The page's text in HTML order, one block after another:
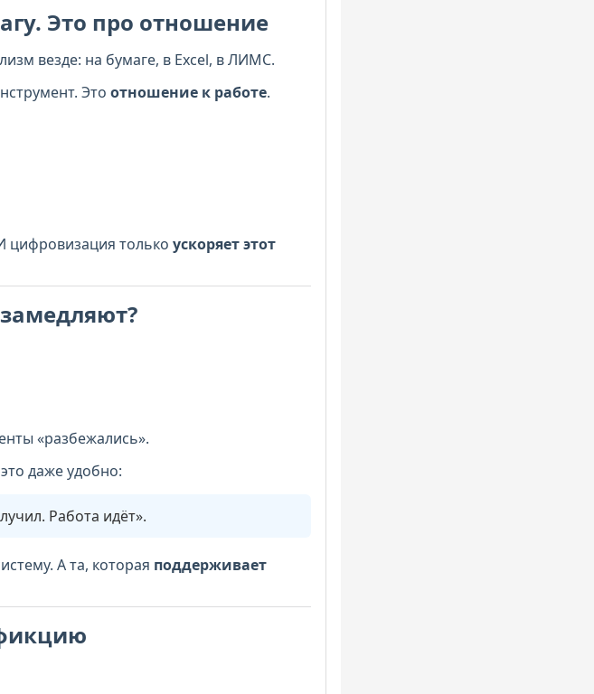
Это про отношение
везде: на бумаге, в Excel, в ЛИМС.
Это отношение к работе.
цифровизация только ускоряет этот
«разбежались».
даже удобно:
Работа идёт».
А та, которая поддерживает